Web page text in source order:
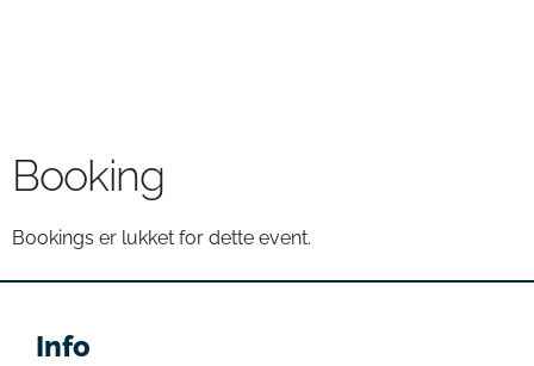
Booking
Bookings er lukket for dette event.
Info